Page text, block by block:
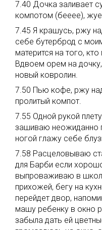
7.40 Дочка заливает
компотом (бееее),
7.45 Я крашусь, ржу
себе бутерброд с
матерится на того,
Вдвоем орем на
новый ковролин.
7.50 Пью кофе, ржу
пролитый компот.
7.55 Одной рукой
зашиваю неожиданно
ногой глажу себе
7.58 Расцеловываю
для Барби если
выпроваживаю в
прихожей, бегу на
перейдет двор,
машу ребенку в окно
забыла дать ей